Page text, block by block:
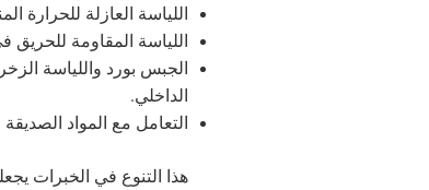
اللياسة العازلة للحرارة
اللياسة المقاومة
الجبس بورد واللياسة
الداخلي.
التعامل مع المواد
هذا التنوع في الخبرات